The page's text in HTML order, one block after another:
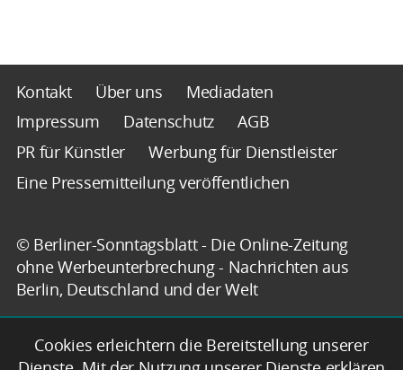
Kontakt Über uns
Mediadaten
Impressum
Datenschutz
AGB
PR für Künstler
Werbung für Dienstleister
Eine Pressemitteilung veröffentlichen
© Berliner-Sonntagsblatt - Die Online-Zeitung
ohne Werbeunterbrechung - Nachrichten aus
Berlin, Deutschland und der Welt
Cookies erleichtern die Bereitstellung unserer